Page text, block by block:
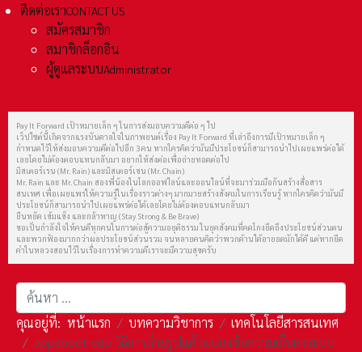
ติดต่อเราCONTACT US
สมัครสมาชิก
สมาชิกล็อกอิน
ผู้ดูแลระบบAdministrator
Pay It Forward เป้าหมายเล็ก ๆ ในการส่งมอบความดีต่อ ๆ ไป
เว็ปไซต์นี้เกิดจากแรงบันดาลใจในภาพยนต์เรื่อง Pay It Forward ที่เล่าถึงการมีเป้าหมายเล็ก ๆ
กำหนดไว้ให้ส่งมอบความดีต่อไปอีก 3 คน หากใครคิดว่ามันมีประโยชน์ก็สามารถนำไปเผยแพร่ต่อได้
เลยโดยไม่ต้องตอบแทนกลับมา อยากให้ส่งต่อเพื่อถ่ายทอดต่อไป
มิสเตอร์เรน (Mr. Rain) และมิสเตอร์เชน (Mr. Chain)
Mr. Rain และ Mr. Chain สองพี่น้องในโลกออฟไลน์และออนไลน์ที่จะมาร่วมมือกันสร้างสื่อสาร
สนเทศ เพื่อเผยแพร่ให้ความรู้ในเรื่องราวต่างๆ มากมายสร้างสังคมในการเรียนรู้ หากใครคิดว่ามันมี
ประโยชน์ก็สามารถนำไปเผยแพร่ต่อได้เลยโดยไม่ต้องตอบแทนกลับมา
ยืนหยัด เข้มแข็ง และกล้าหาญ (Stay Strong & Be Brave)
ขอเป็นกำลังใจให้คนดีทุกคนในการต่อสู้ความอยุติธรรม ในยุคสังคมที่คดโกงยึดถึงประโยชน์ส่วนตน
และพวกฟ้องมากกว่าผลประโยชน์ส่วนรวม จนหลายคนคิดว่าพวกด้านได้อายอดมักได้ดี แต่หากยึด
คำในหลวงสอนไว้ในเรื่องการทำความดีเราจะมีความสุขครับ
การค้นหา
คุณอยู่ที่: หน้าแรก บทความวิชาการ
เทคโนโลยีสารสนเทศ
appsheet-vdo วิธีการถ่ายรูปแล้วแปลงข้อความเก็บลงระบบ